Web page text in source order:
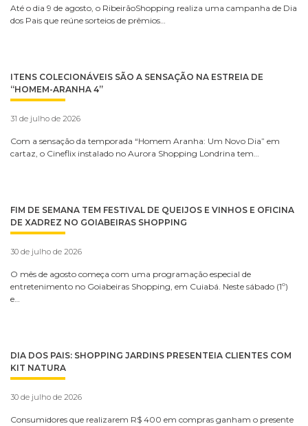
Até o dia 9 de agosto, o RibeirãoShopping realiza uma campanha de Dia
dos Pais que reúne sorteios de prêmios…
ITENS COLECIONÁVEIS SÃO A SENSAÇÃO NA ESTREIA DE
“HOMEM-ARANHA 4”
31 de julho de 2026
Com a sensação da temporada “Homem Aranha: Um Novo Dia” em
cartaz, o Cineflix instalado no Aurora Shopping Londrina tem…
FIM DE SEMANA TEM FESTIVAL DE QUEIJOS E VINHOS E OFICINA
DE XADREZ NO GOIABEIRAS SHOPPING
30 de julho de 2026
O mês de agosto começa com uma programação especial de
entretenimento no Goiabeiras Shopping, em Cuiabá. Neste sábado (1º)
e…
DIA DOS PAIS: SHOPPING JARDINS PRESENTEIA CLIENTES COM
KIT NATURA
30 de julho de 2026
Consumidores que realizarem R$ 400 em compras ganham o presente